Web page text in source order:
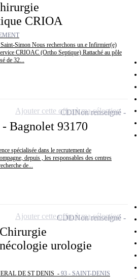
CRIOA
Simon Nous recherchons un.e Infirmier(e)
CRIOAC (Ortho Septique) Rattaché au pôle
de 32...
Bagnolet 93170
spécialisée dans le recrutement de
depuis , les responsables des centres
de...
CDINon renseigné
Ajouter cette offre à ma sélection
urologie
DE ST DENIS - 93 - SAINT-DENIS
CDDNon renseigné
Ajouter cette offre à ma sélection